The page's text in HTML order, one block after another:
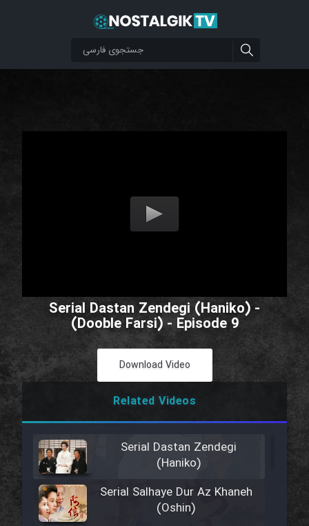
Serial Dastan Zendegi (Haniko) -
(Dooble Farsi) - Episode 9
Download Video
Related Videos
Serial Dastan Zendegi
(Haniko)
Serial Salhaye Dur Az Khaneh
(Oshin)